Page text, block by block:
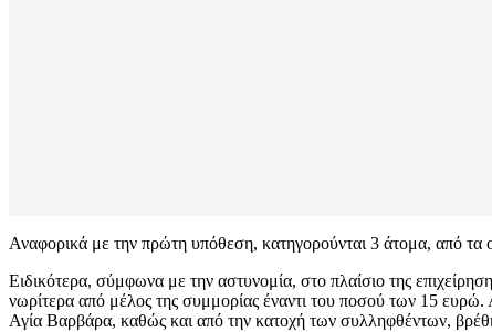
Αναφορικά με την πρώτη υπόθεση, κατηγορούνται 3 άτομα, από τα
Ειδικότερα, σύμφωνα με την αστυνομία, στο πλαίσιο της
νωρίτερα από μέλος της συμμορίας έναντι του ποσού των 15
Αγία Βαρβάρα, καθώς και από την κατοχή των συλληφθέντων,